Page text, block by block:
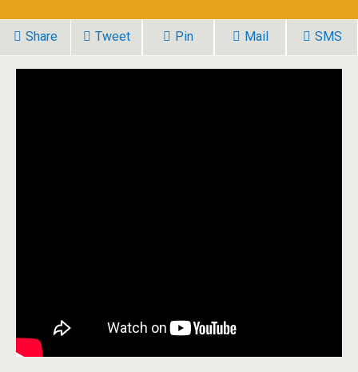
Share Tweet Pin Mail SMS